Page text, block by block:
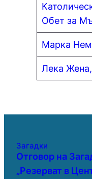
Обет за
Марка
Лека
Загадки
Отговор на
„Резерват в